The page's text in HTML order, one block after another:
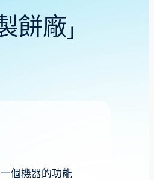
廠」
個機器的功能